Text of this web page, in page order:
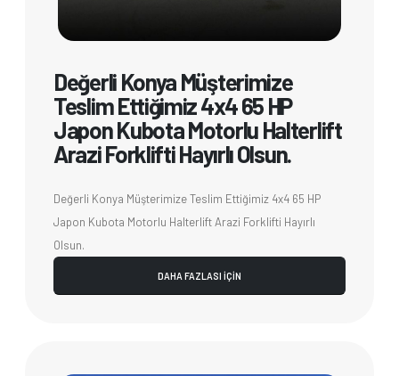
Değerli Konya Müşterimize
Teslim Ettiğimiz 4x4 65 HP
Japon Kubota Motorlu Halterlift
Arazi Forklifti Hayırlı Olsun.
Değerli Konya Müşterimize Teslim Ettiğimiz 4x4 65 HP
Japon Kubota Motorlu Halterlift Arazi Forklifti Hayırlı
Olsun.
DAHA FAZLASI İÇİN